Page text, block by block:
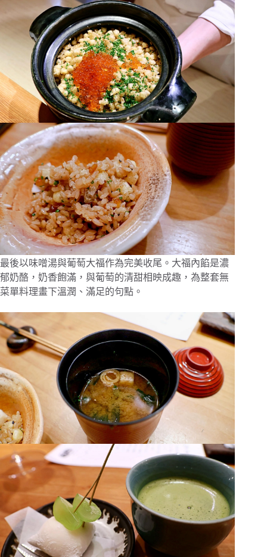
最後以味噌湯與葡萄大福作為完美收尾。大福內餡是濃
郁奶酪，奶香飽滿，與葡萄的清甜相映成趣，為整套無
菜單料理畫下溫潤、滿足的句點。